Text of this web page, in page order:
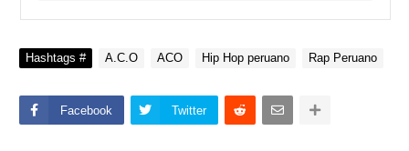
Hashtags # A.C.O ACO Hip Hop peruano Rap Peruano
Facebook Twitter